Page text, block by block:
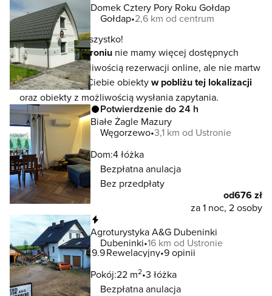
Domek Cztery Pory Roku Gołdap
Gołdap 2,6 km od centrum
To jeszcze nie wszystko!
W lokalizacjiUstroniu nie mamy więcej dostępnych
noclegów z możliwością rezerwacji online, ale nie martw
się - czekają na Ciebie obiektyw pobliżu tej lokalizacji
oraz obiekty z możliwością wysłania zapytania.
Potwierdzenie do 24 h
Białe Żagle Mazury
Węgorzewo 3,1 km od Ustronie
Dom:4 łóżka
Bezpłatna anulacja
Bez przedpłaty
od676 zł
za 1 noc, 2 osoby
Agroturystyka A&G Dubeninki
Dubeninki 16 km od Ustronie
9.9Rewelacyjny 9 opinii
Pokój:22 m2 3 łóżka
Bezpłatna anulacja